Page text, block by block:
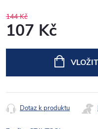
144 Kč
107 Kč
Dotaz k produktu